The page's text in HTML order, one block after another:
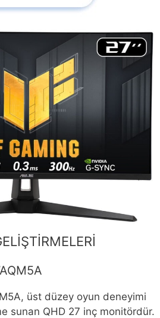
üst düzey oyun deneyimi
sunan QHD 27 inç monitördür.